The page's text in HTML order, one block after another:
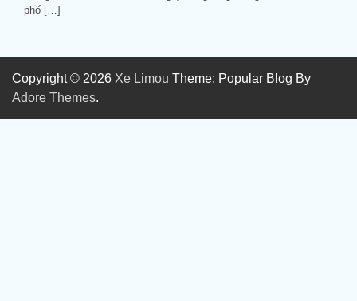
phố […]
Copyright © 2026 Xe Limou Theme: Popular Blog By
Adore Themes.